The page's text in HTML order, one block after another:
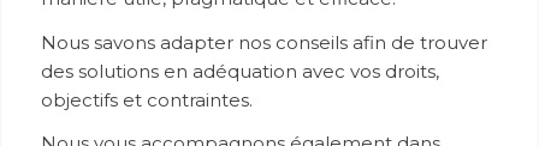
Nous savons adapter nos conseils afin de trouver
des solutions en adéquation avec vos droits,
objectifs et contraintes.